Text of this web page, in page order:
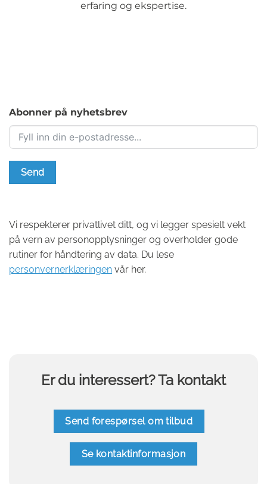
erfaring og ekspertise.
Abonner på nyhetsbrev
Send
Vi respekterer privatlivet ditt, og vi legger spesielt vekt
på vern av personopplysninger og overholder gode
rutiner for håndtering av data. Du lese
personvernerklæringen vår her.
Er du interessert? Ta kontakt
Send forespørsel om tilbud
Se kontaktinformasjon